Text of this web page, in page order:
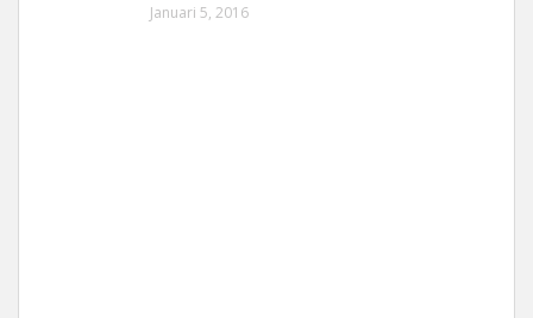
Januari 5, 2016